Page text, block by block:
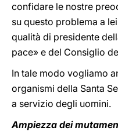
confidare le nostre
su questo problema a
qualità di presidente
pace» e del Consiglio
In tale modo vogliamo
organismi della Santa
a servizio degli uomini.
Ampiezza dei